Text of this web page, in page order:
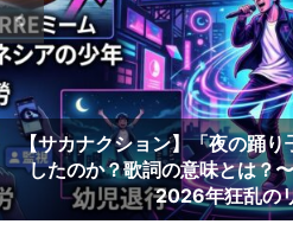
「C調言葉に御用心」歌詞の意
るのに弱い【サザン